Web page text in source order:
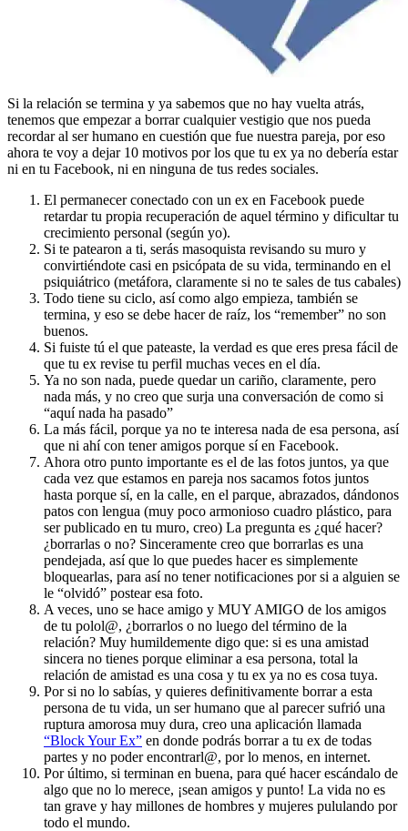
Si la relación se termina y ya sabemos que no hay vuelta atrás,
tenemos que empezar a borrar cualquier vestigio que nos pueda
recordar al ser humano en cuestión que fue nuestra pareja, por eso
ahora te voy a dejar 10 motivos por los que tu ex ya no debería estar
ni en tu Facebook, ni en ninguna de tus redes sociales.
El permanecer conectado con un ex en Facebook puede
retardar tu propia recuperación de aquel término y dificultar tu
crecimiento personal (según yo).
Si te patearon a ti, serás masoquista revisando su muro y
convirtiéndote casi en psicópata de su vida, terminando en el
psiquiátrico (metáfora, claramente si no te sales de tus cabales)
Todo tiene su ciclo, así como algo empieza, también se
termina, y eso se debe hacer de raíz, los “remember” no son
buenos.
Si fuiste tú el que pateaste, la verdad es que eres presa fácil de
que tu ex revise tu perfil muchas veces en el día.
Ya no son nada, puede quedar un cariño, claramente, pero
nada más, y no creo que surja una conversación de como si
“aquí nada ha pasado”
La más fácil, porque ya no te interesa nada de esa persona, así
que ni ahí con tener amigos porque sí en Facebook.
Ahora otro punto importante es el de las fotos juntos, ya que
cada vez que estamos en pareja nos sacamos fotos juntos
hasta porque sí, en la calle, en el parque, abrazados, dándonos
patos con lengua (muy poco armonioso cuadro plástico, para
ser publicado en tu muro, creo) La pregunta es ¿qué hacer?
¿borrarlas o no? Sinceramente creo que borrarlas es una
pendejada, así que lo que puedes hacer es simplemente
bloquearlas, para así no tener notificaciones por si a alguien se
le “olvidó” postear esa foto.
A veces, uno se hace amigo y MUY AMIGO de los amigos
de tu polol@, ¿borrarlos o no luego del término de la
relación? Muy humildemente digo que: si es una amistad
sincera no tienes porque eliminar a esa persona, total la
relación de amistad es una cosa y tu ex ya no es cosa tuya.
Por si no lo sabías, y quieres definitivamente borrar a esta
persona de tu vida, un ser humano que al parecer sufrió una
ruptura amorosa muy dura, creo una aplicación llamada
“Block Your Ex” en donde podrás borrar a tu ex de todas
partes y no poder encontrarl@, por lo menos, en internet.
Por último, si terminan en buena, para qué hacer escándalo de
algo que no lo merece, ¡sean amigos y punto! La vida no es
tan grave y hay millones de hombres y mujeres pululando por
todo el mundo.